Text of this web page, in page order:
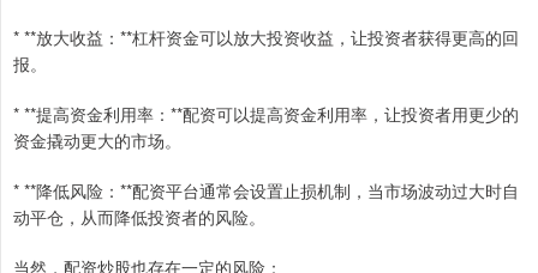
* **放大收益：**杠杆资金可以放大投资收益，让投资者获得更高的回
报。
* **提高资金利用率：**配资可以提高资金利用率，让投资者用更少的
资金撬动更大的市场。
* **降低风险：**配资平台通常会设置止损机制，当市场波动过大时自
动平仓，从而降低投资者的风险。
当然，配资炒股也存在一定的风险：